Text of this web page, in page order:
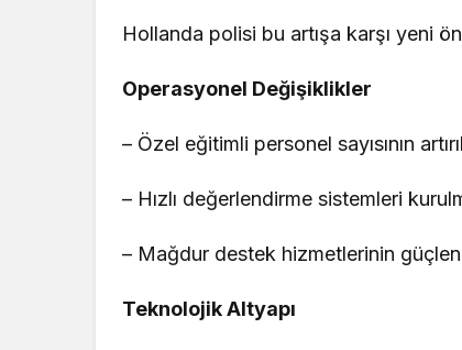
Hollanda polisi bu artışa karşı yeni
Operasyonel Değişiklikler
– Özel eğitimli personel sayısının
– Hızlı değerlendirme sistemleri
– Mağdur destek hizmetlerinin
Teknolojik Altyapı